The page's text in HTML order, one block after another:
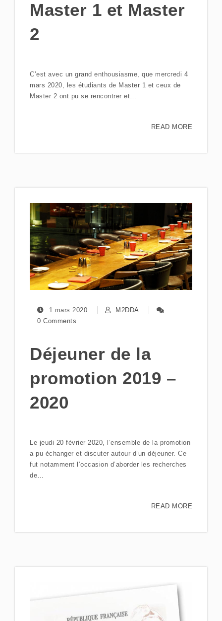
Master 1 et Master
2
C’est avec un grand enthousiasme, que mercredi 4
mars 2020, les étudiants de Master 1 et ceux de
Master 2 ont pu se rencontrer et…
READ MORE
1 mars 2020
M2DDA
0 Comments
Déjeuner de la
promotion 2019 –
2020
Le jeudi 20 février 2020, l’ensemble de la promotion
a pu échanger et discuter autour d’un déjeuner. Ce
fut notamment l’occasion d’aborder les recherches
de…
READ MORE